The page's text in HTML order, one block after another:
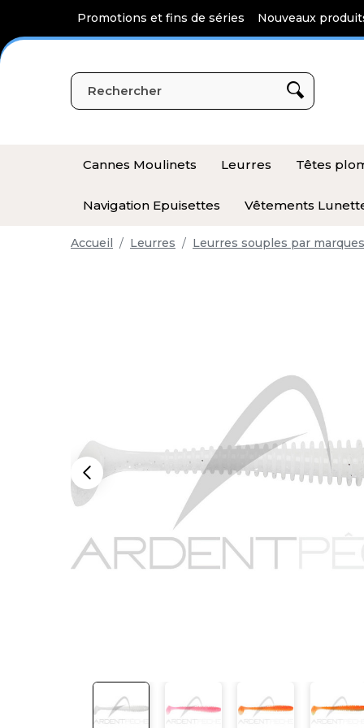
Promotions et fins de séries Nouveaux
Cannes Moulinets Leurres Têtes
Navigation Epuisettes Vêtements
Accueil Leurres Leurres souples par marques